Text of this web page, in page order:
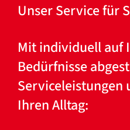
Unser Service für
Mit individuell auf
Bedürfnisse
Ihren Alltag: